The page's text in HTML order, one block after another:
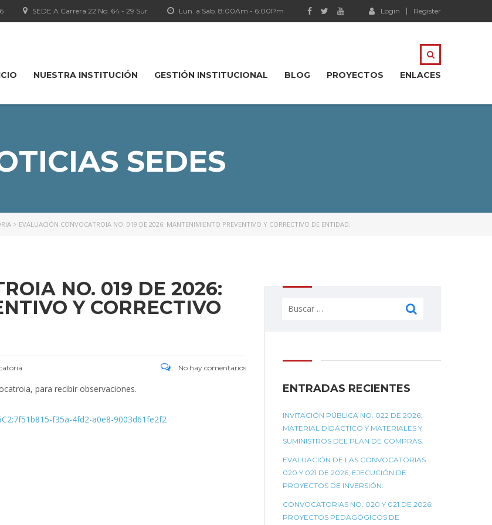
Login Register
Lun. a Sab. 8:00Am - 6:00Pm
SEDE A Carrera 22 No. 64 - 29 Sur
NUESTRA INSTITUCIÓN GESTIÓN INSTITUCIONAL BLOG PROYECTOS ENLACES
SEDES
> EVALUACIÓN CONVOCATROIA NO. 019 DE 2026: MANTENIMIENTO PREVENTIVO Y CORRECTIVO DE ENTIDAD.
NO. 019 DE 2026:
Y CORRECTIVO
No hay comentarios
para recibir observaciones.
f35a-4fd2-a0e8-9003d61fe2f2
Buscar:
ENTRADAS RECIENTES
INVITACIÓN PÚBLICA NO. 022 DE 2026;
MATERIAL DIDÁCTICO Y MATERIALES Y
SUMINISTROS DEL PLAN DE COMPRAS.
EVALUACIÓN DE LAS CONVOCATORIAS
020 Y 021 DE 2026; EJECUCIÓN DE
PROYECTOS DE INVERSIÓN:
CONVOCATORIAS NO. 020 Y 021 DE 2026:
PROYECTOS PEDAGÓGICOS DE